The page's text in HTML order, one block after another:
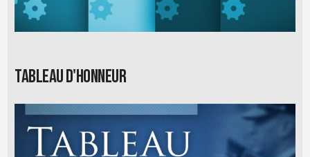
Tableau d'honneur